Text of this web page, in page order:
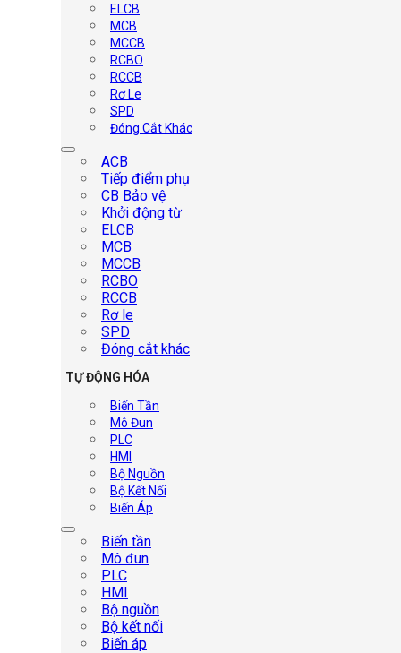
ELCB
MCB
MCCB
RCBO
RCCB
Rơ Le
SPD
Đóng Cắt Khác
ACB
Tiếp điểm phụ
CB Bảo vệ
Khởi động từ
ELCB
MCB
MCCB
RCBO
RCCB
Rơ le
SPD
Đóng cắt khác
TỰ ĐỘNG HÓA
Biến Tần
Mô Đun
PLC
HMI
Bộ Nguồn
Bộ Kết Nối
Biến Áp
Biến tần
Mô đun
PLC
HMI
Bộ nguồn
Bộ kết nối
Biến áp